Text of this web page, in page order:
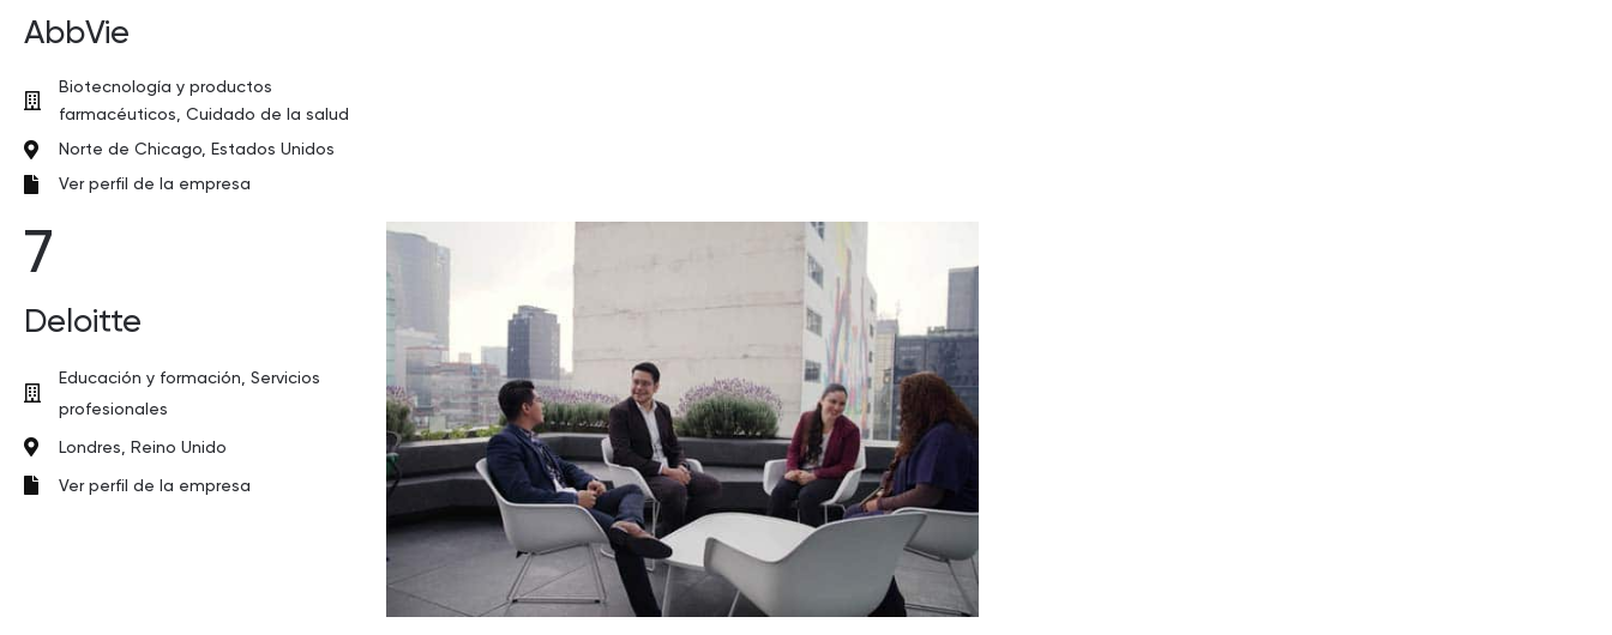
AbbVie
Biotecnología y productos
farmacéuticos, Cuidado de la salud
Norte de Chicago, Estados Unidos
Ver perfil de la empresa
7
Deloitte
Educación y formación, Servicios
profesionales
Londres, Reino Unido
Ver perfil de la empresa